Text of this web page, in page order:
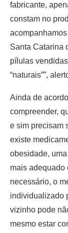
fabricante,
constam no
Santa Catarina
pílulas
“naturais””,
Ainda de
compreender,
e sim precisam
existe
obesidade,
mais adequado
necessário, o
individualizado
vizinho pode
mesmo estar